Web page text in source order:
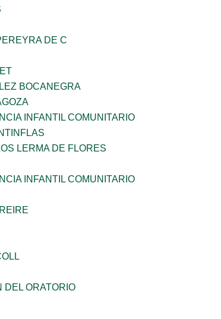
DE C
BOCANEGRA
INFANTIL COMUNITARIO
LERMA DE FLORES
INFANTIL COMUNITARIO
DEL ORATORIO